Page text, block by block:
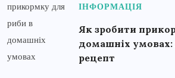
ІНФОРМАЦІЯ
Як зробити
домашніх
рецепт